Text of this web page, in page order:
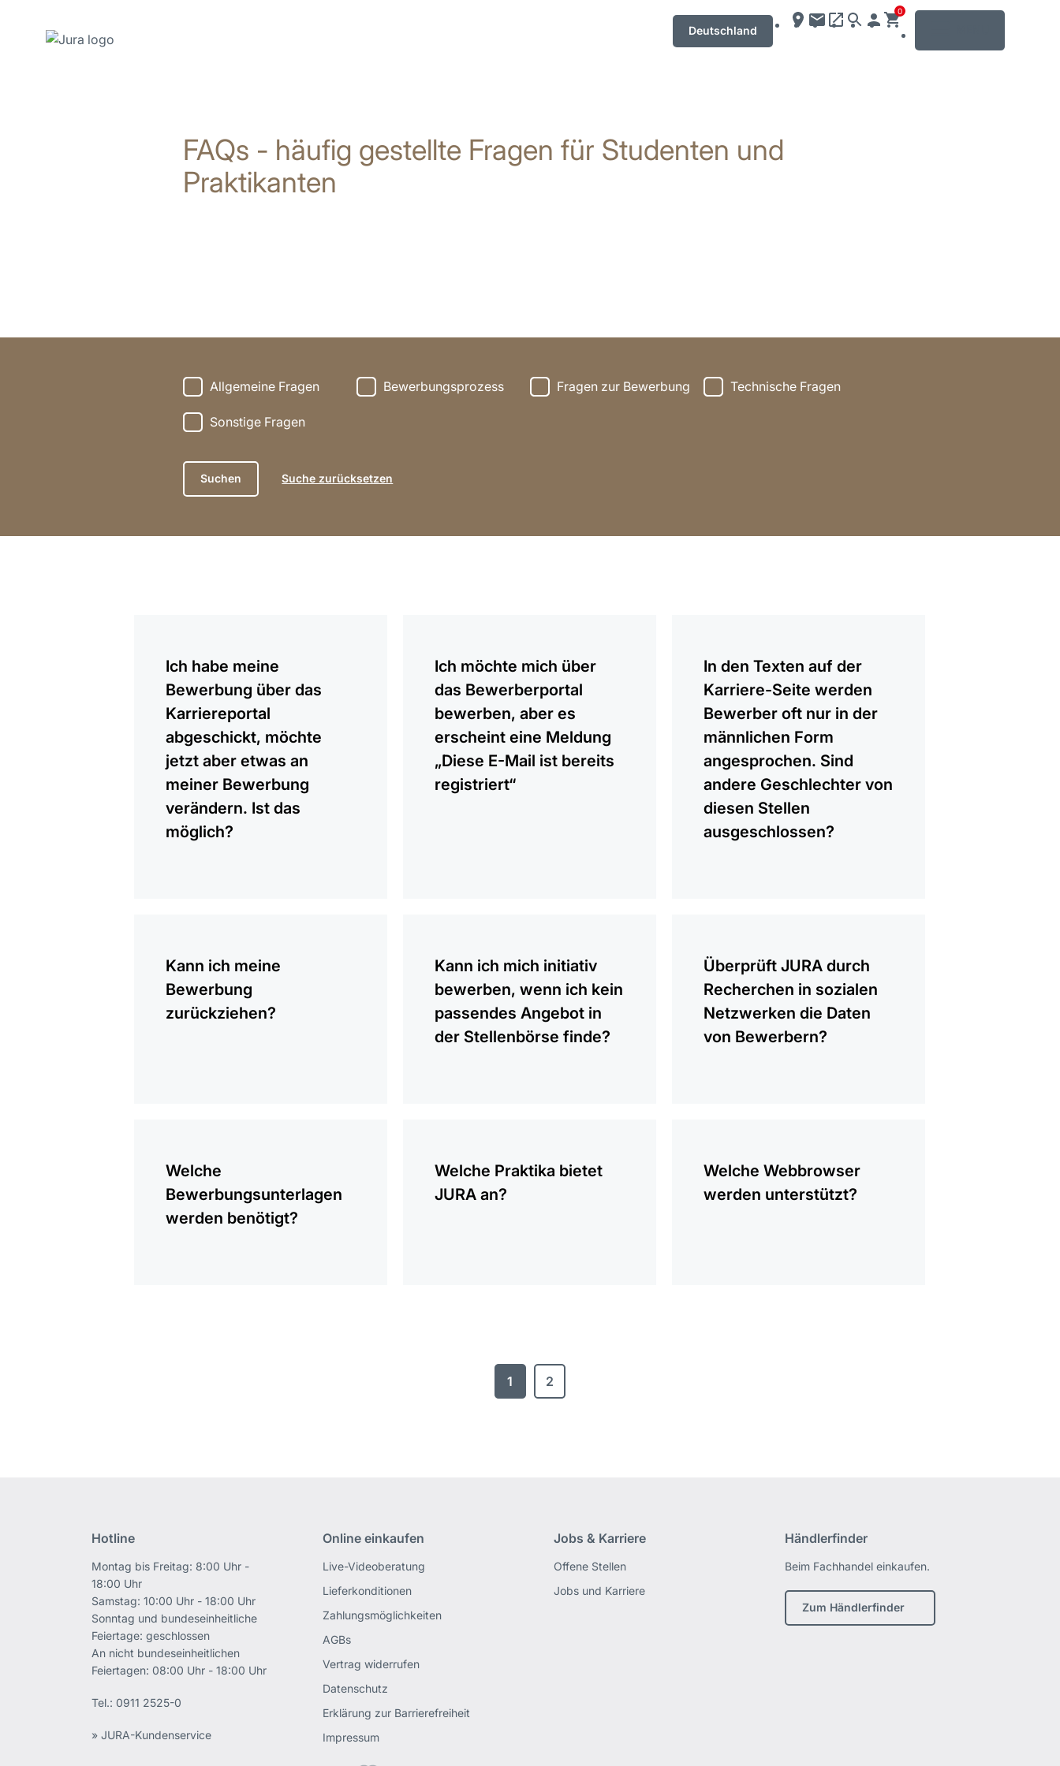
Deutschland
0
FAQs - häufig gestellte Fragen für Studenten und
Praktikanten
Allgemeine Fragen Bewerbungsprozess Fragen zur Bewerbung Technische Fragen
Sonstige Fragen
Suche zurücksetzen
Ich habe meine
Bewerbung über das
Karriereportal
abgeschickt, möchte
jetzt aber etwas an
meiner Bewerbung
verändern. Ist das
möglich?
Ich möchte mich über
das Bewerberportal
bewerben, aber es
erscheint eine Meldung
„Diese E-Mail ist bereits
registriert“
In den Texten auf der
Karriere-Seite werden
Bewerber oft nur in der
männlichen Form
angesprochen. Sind
andere Geschlechter von
diesen Stellen
ausgeschlossen?
Kann ich meine
Bewerbung
zurückziehen?
Kann ich mich initiativ
bewerben, wenn ich kein
passendes Angebot in
der Stellenbörse finde?
Überprüft JURA durch
Recherchen in sozialen
Netzwerken die Daten
von Bewerbern?
Welche
Bewerbungsunterlagen
werden benötigt?
Welche Praktika bietet
JURA an?
Welche Webbrowser
werden unterstützt?
1 2
Hotline
Montag bis Freitag: 8:00 Uhr -
18:00 Uhr
Samstag: 10:00 Uhr - 18:00 Uhr
Sonntag und bundeseinheitliche
Feiertage: geschlossen
An nicht bundeseinheitlichen
Feiertagen: 08:00 Uhr - 18:00 Uhr
Tel.: 0911 2525-0
» JURA-Kundenservice
Online einkaufen
Live-Videoberatung
Lieferkonditionen
Zahlungsmöglichkeiten
AGBs
Vertrag widerrufen
Datenschutz
Erklärung zur Barrierefreiheit
Impressum
Jobs & Karriere
Offene Stellen
Jobs und Karriere
Händlerfinder
Beim Fachhandel einkaufen.
Zum Händlerfinder